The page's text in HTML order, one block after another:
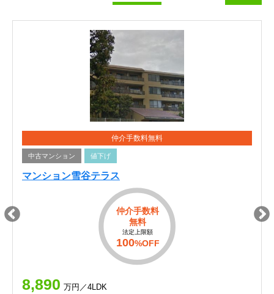
仲介手数料無料
中古マンション 値下げ
マンション雪谷テラス
仲介手数料
無料
法定上限額
100%OFF
8,890 万円／4LDK